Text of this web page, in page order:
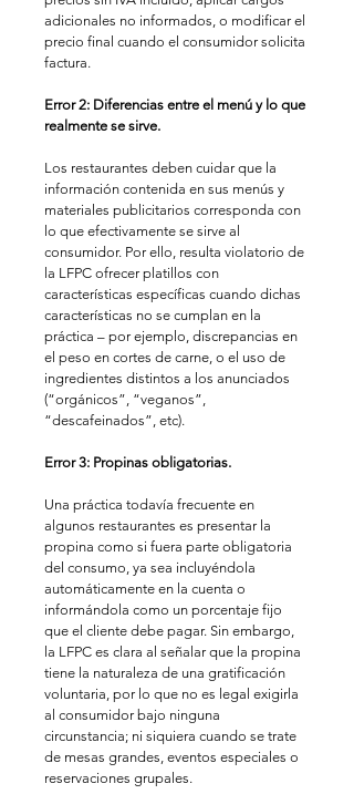
adicionales no informados, o modificar el
precio final cuando el consumidor solicita
factura.
Error 2: Diferencias entre el menú y lo que
realmente se sirve.
Los restaurantes deben cuidar que la
información contenida en sus menús y
materiales publicitarios corresponda con
lo que efectivamente se sirve al
consumidor. Por ello, resulta violatorio de
la LFPC ofrecer platillos con
características específicas cuando dichas
características no se cumplan en la
práctica – por ejemplo, discrepancias en
el peso en cortes de carne, o el uso de
ingredientes distintos a los anunciados
(“orgánicos”, “veganos”,
“descafeinados”, etc).
Error 3: Propinas obligatorias.
Una práctica todavía frecuente en
algunos restaurantes es presentar la
propina como si fuera parte obligatoria
del consumo, ya sea incluyéndola
automáticamente en la cuenta o
informándola como un porcentaje fijo
que el cliente debe pagar. Sin embargo,
la LFPC es clara al señalar que la propina
tiene la naturaleza de una gratificación
voluntaria, por lo que no es legal exigirla
al consumidor bajo ninguna
circunstancia; ni siquiera cuando se trate
de mesas grandes, eventos especiales o
reservaciones grupales.